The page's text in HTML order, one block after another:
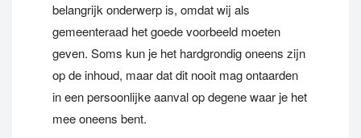
belangrijk onderwerp is, omdat wij als
gemeenteraad het goede voorbeeld moeten
geven. Soms kun je het hardgrondig oneens zijn
op de inhoud, maar dat dit nooit mag ontaarden
in een persoonlijke aanval op degene waar je het
mee oneens bent.